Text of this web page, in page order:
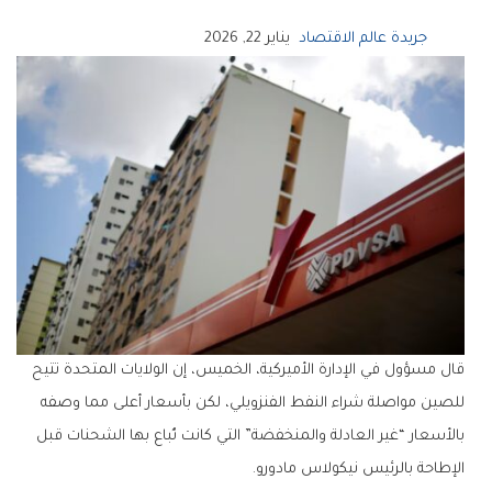
جريدة عالم الاقتصاد يناير 22, 2026
قال مسؤول في الإدارة الأميركية، الخميس، إن الولايات المتحدة تتيح
للصين مواصلة شراء النفط الفنزويلي، لكن بأسعار أعلى مما وصفه
بالأسعار “غير العادلة والمنخفضة” التي كانت تُباع بها الشحنات قبل
الإطاحة بالرئيس نيكولاس مادورو.